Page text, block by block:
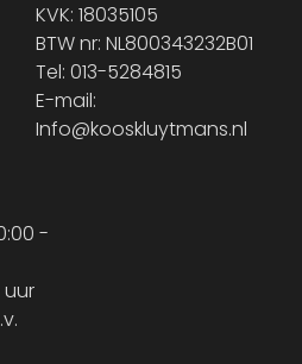
KVK: 18035105
BTW nr: NL800343232B01
Tel: 013-5284815
E-mail:
Info@kooskluytmans.nl
-
uur